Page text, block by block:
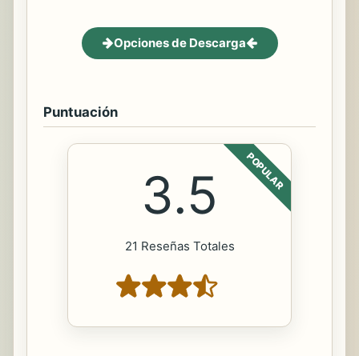
Opciones de Descarga
Puntuación
POPULAR
3.5
21 Reseñas Totales